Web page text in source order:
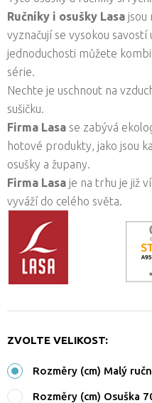
Ručníky i osušky Lasa jsou
vyznačují se vysokou
jednoduchosti můžete
série.
Nechte je uschnout na
sušičku.
Firma Lasa se zabývá
hotové produkty, jako jsou
osušky a župany.
Firma Lasa je na trhu je již
vyváží do celého světa.
ZVOLTE VELIKOST:
Rozměry (cm) Malý
Rozměry (cm) Osuška